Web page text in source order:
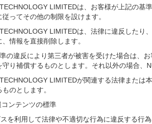
LIMITEDは、お客様が上記の基
ってその他の制限を設けます。
LIMITEDは、法律に違反したり
情報を直接削除します。
の違反により第三者が被害を受けた場合は、
守り補償するものとします。それ以外の場合、
LIMITEDが関連する法律または
のとします。
コンテンツの標準
を利用して法律や不適切な行為に違反する行